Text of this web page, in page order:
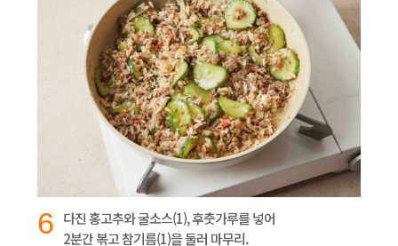
6 다진 홍고추와 굴소스(1), 후춧가루를 넣어
2분간 볶고 참기름(1)을 둘러 마무리.